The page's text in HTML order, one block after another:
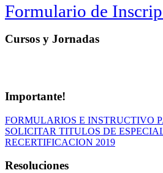
Formulario de
Cursos y Jornadas
Importante!
FORMULARIOS E INSTRUCTIVO
SOLICITAR TITULOS DE
RECERTIFICACION 2019
Resoluciones